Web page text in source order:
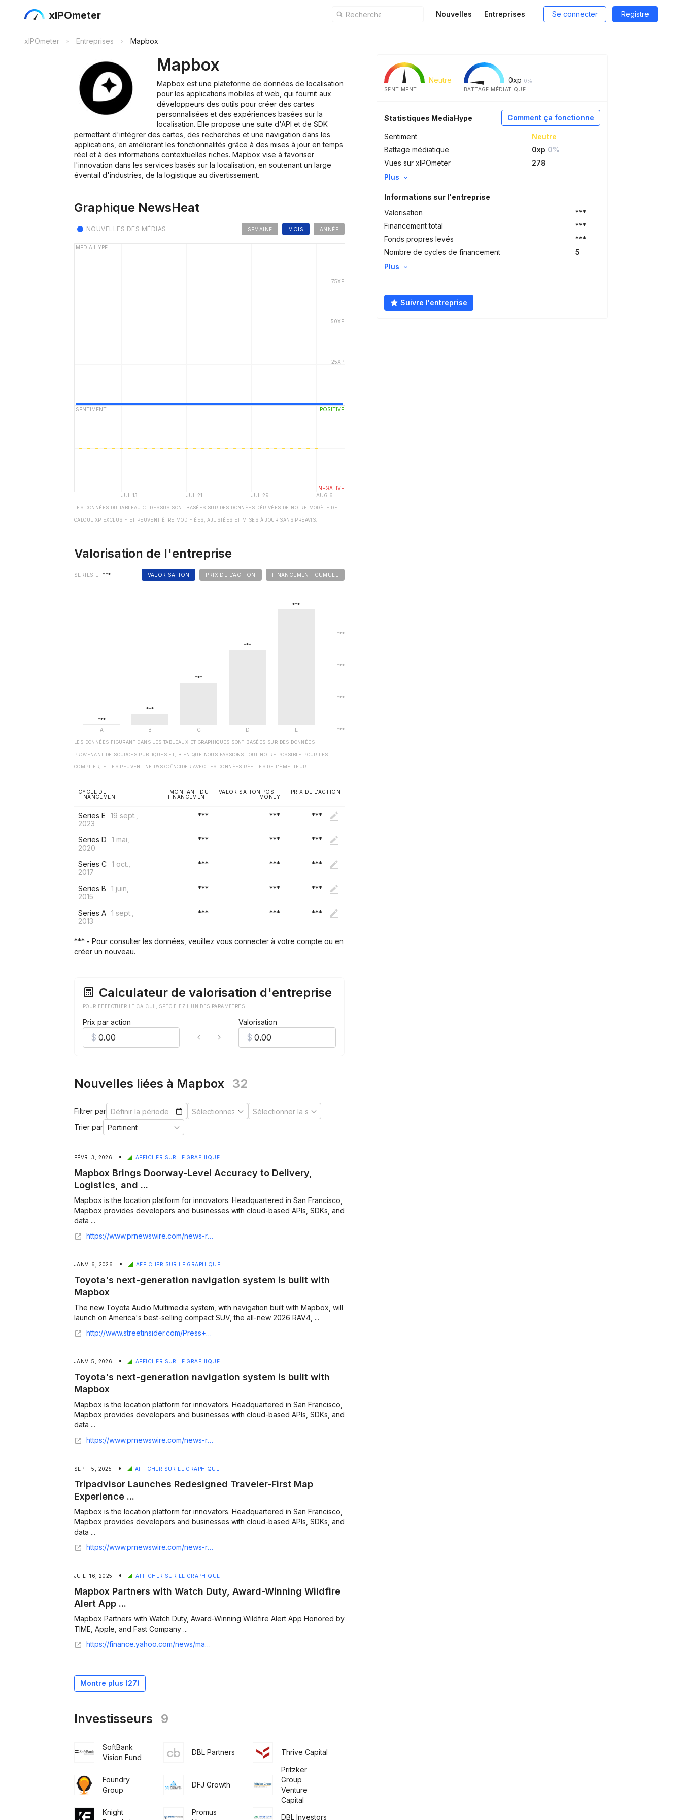
xIPOmeter Nouvelles Entreprises Se connecter Registre
xIPOmeter Entreprises Mapbox
Mapbox
Mapbox est une plateforme de données de localisation
pour les applications mobiles et web, qui fournit aux
développeurs des outils pour créer des cartes
personnalisées et des expériences basées sur la
localisation. Elle propose une suite d'API et de SDK
permettant d'intégrer des cartes, des recherches et une navigation dans les
applications, en améliorant les fonctionnalités grâce à des mises à jour en temps
réel et à des informations contextuelles riches. Mapbox vise à favoriser
l'innovation dans les services basés sur la localisation, en soutenant un large
éventail d'industries, de la logistique au divertissement.
Neutre
SENTIMENT
0xp 0%
BATTAGE MÉDIATIQUE
Comment ça fonctionne
Statistiques MediaHype
Sentiment
Neutre
Battage médiatique
0xp 0%
Vues sur xIPOmeter
278
Plus
Informations sur l'entreprise
Valorisation
***
Financement total
***
Fonds propres levés
***
Nombre de cycles de financement
5
Plus
Suivre l'entreprise
Graphique NewsHeat
SEMAINE MOIS ANNÉE
NOUVELLES DES MÉDIAS
LES DONNÉES DU TABLEAU CI-DESSUS SONT BASÉES SUR DES DONNÉES DÉRIVÉES DE NOTRE MODÈLE DE
CALCUL XP EXCLUSIF ET PEUVENT ÊTRE MODIFIÉES, AJUSTÉES ET MISES À JOUR SANS PRÉAVIS.
Valorisation de l'entreprise
VALORISATION PRIX DE L'ACTION FINANCEMENT CUMULÉ
SERIES E ***
LES DONNÉES FIGURANT DANS LES TABLEAUX ET GRAPHIQUES SONT BASÉES SUR DES DONNÉES
PROVENANT DE SOURCES PUBLIQUES ET, BIEN QUE NOUS FASSIONS TOUT NOTRE POSSIBLE POUR LES
COMPILER, ELLES PEUVENT NE PAS COÏNCIDER AVEC LES DONNÉES RÉELLES DE L'ÉMETTEUR.
CYCLE DE
FINANCEMENT
MONTANT DU
FINANCEMENT
VALORISATION POST-
MONEY
PRIX DE L'ACTION
Series E
19 sept.,
2023
*** *** ***
Series D
1 mai,
2020
*** *** ***
Series C 1 oct.,
2017
*** *** ***
Series B
1 juin,
2015
*** *** ***
Series A 1 sept.,
2013
*** *** ***
*** - Pour consulter les données, veuillez vous connecter à votre compte ou en
créer un nouveau.
Calculateur de valorisation d'entreprise
POUR EFFECTUER LE CALCUL, SPÉCIFIEZ L'UN DES PARAMÈTRES
Prix par action Valorisation
Nouvelles liées à Mapbox 32
Filtrer par
Trier par
FÉVR. 3, 2026 • AFFICHER SUR LE GRAPHIQUE
Mapbox Brings Doorway-Level Accuracy to Delivery,
Logistics, and ...
Mapbox is the location platform for innovators. Headquartered in San Francisco,
Mapbox provides developers and businesses with cloud-based APIs, SDKs, and
data ...
https://www.prnewswire.com/news-releases/mapbox-brings-doorway-level-accuracy-to-delivery-logistics-and-ride-hailing-302677662.html
JANV. 6, 2026 • AFFICHER SUR LE GRAPHIQUE
Toyota's next-generation navigation system is built with
Mapbox
The new Toyota Audio Multimedia system, with navigation built with Mapbox, will
launch on America's best-selling compact SUV, the all-new 2026 RAV4, ...
http://www.streetinsider.com/Press+Releases/Toyotas+next-generation+navigation+system+is+built+with+Mapbox/25802701.html
JANV. 5, 2026 • AFFICHER SUR LE GRAPHIQUE
Toyota's next-generation navigation system is built with
Mapbox
Mapbox is the location platform for innovators. Headquartered in San Francisco,
Mapbox provides developers and businesses with cloud-based APIs, SDKs, and
data ...
https://www.prnewswire.com/news-releases/toyotas-next-generation-navigation-system-is-built-with-mapbox-302652233.html
SEPT. 5, 2025 • AFFICHER SUR LE GRAPHIQUE
Tripadvisor Launches Redesigned Traveler-First Map
Experience ...
Mapbox is the location platform for innovators. Headquartered in San Francisco,
Mapbox provides developers and businesses with cloud-based APIs, SDKs, and
data ...
https://www.prnewswire.com/news-releases/tripadvisor-launches-redesigned-traveler-first-map-experience-powered-by-mapbox-302547205.html
JUIL. 16, 2025 • AFFICHER SUR LE GRAPHIQUE
Mapbox Partners with Watch Duty, Award-Winning Wildfire
Alert App ...
Mapbox Partners with Watch Duty, Award-Winning Wildfire Alert App Honored by
TIME, Apple, and Fast Company ...
https://finance.yahoo.com/news/mapbox-partners-watch-duty-award-201600041.html
Montre plus (27)
Investisseurs 9
SoftBank
Vision Fund
DBL Partners Thrive Capital
Foundry
Group
DFJ Growth
Pritzker
Group
Venture
Capital
Knight
Promus
DBL Investors